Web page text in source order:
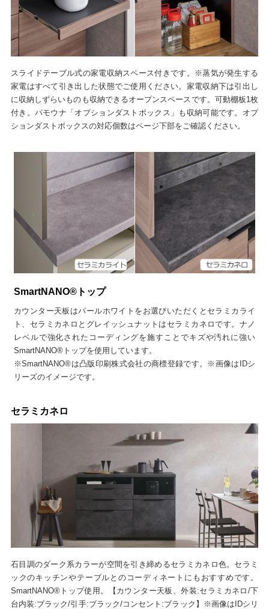
スライドテーブル式の家電収納スペース付きです。※蒸気が発生する
家電はすべて引き出した状態でご使用ください。家電収納下は引出し
に収納しずらいものも収納できるオープンスペースです。可動棚板1枚
付き。パモウナ「オプションダストボックス」も収納可能です。オプ
ションダストボックスの対応個数はページ下部をご確認ください。
SmartNANO®トップ
カウンター天板はパールホワイトをお選びいただくとセラミカライ
ト、セラミカネロとグレイッシュナットはセラミカネロです。ナノ
レベルで強化されたコーディングを施すことでキズや汚れに強い
SmartNANO®トップを使用しています。
※SmartNANO®は凸版印刷株式会社の商標登録です。※画像はIDシ
リーズのイメージです。
セラミカネロ
石目調のダーク系カラーが空間を引き締めるセラミカネロ色。セラミ
ックのキッチンやテーブルとのコーディネートにもおすすめです。
SmartNANO®トップ使用。【カウンター天板、外装:セラミカネロ/下
台内装:ブラック/引手:ブラック/コンセント:ブラック】※画像はIDシリ